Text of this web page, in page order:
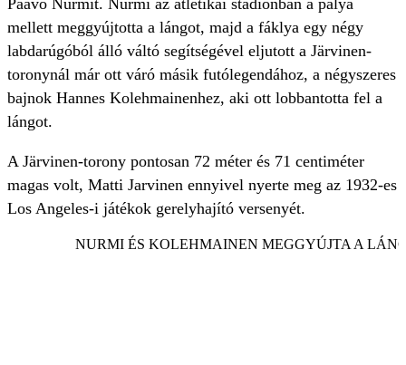
Paavo Nurmit. Nurmi az atlétikai stadionban a pálya
mellett meggyújtotta a lángot, majd a fáklya egy négy
labdarúgóból álló váltó segítségével eljutott a Järvinen-
toronynál már ott váró másik futólegendához, a négyszeres
bajnok Hannes Kolehmainenhez, aki ott lobbantotta fel a
lángot.
A Järvinen-torony pontosan 72 méter és 71 centiméter
magas volt, Matti Jarvinen ennyivel nyerte meg az 1932-es
Los Angeles-i játékok gerelyhajító versenyét.
NURMI ÉS KOLEHMAINEN MEGGYÚJTA A